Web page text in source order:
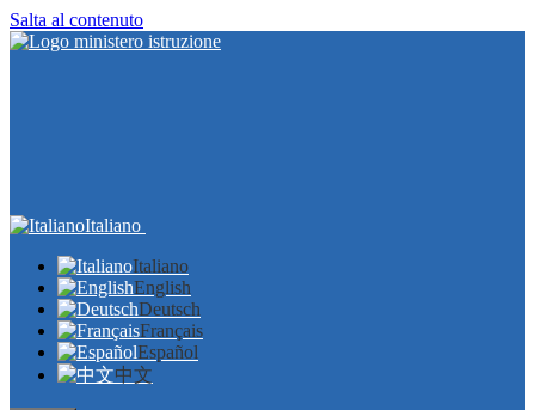
Salta al contenuto
Italiano
Italiano
English
Deutsch
Français
Español
中文